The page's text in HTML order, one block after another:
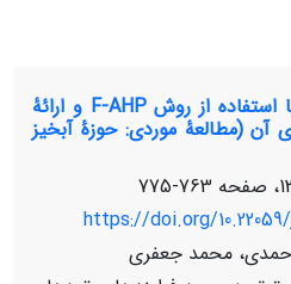
پهنه‌بندی خطر زمین‌لغزش با استفاده از روش F-AHP و ارائۀ
آن (مطالعۀ موردی: حوزۀ آبخیز
763-775
https://doi.org/10.22059/
محمد جعفری